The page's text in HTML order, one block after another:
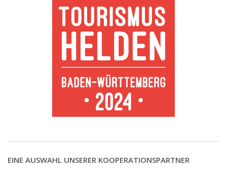
EINE AUSWAHL UNSERER KOOPERATIONSPARTNER